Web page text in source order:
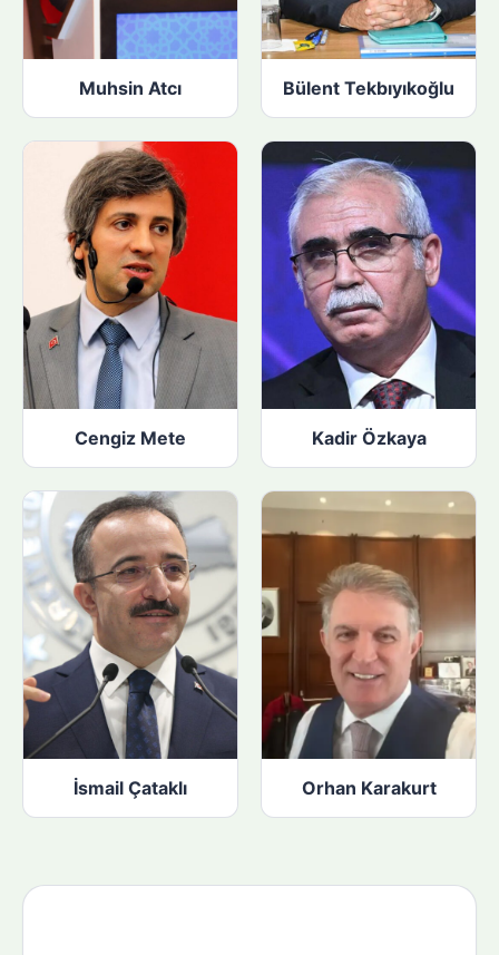
Muhsin Atcı Bülent Tekbıyıkoğlu
Cengiz Mete Kadir Özkaya
İsmail Çataklı Orhan Karakurt